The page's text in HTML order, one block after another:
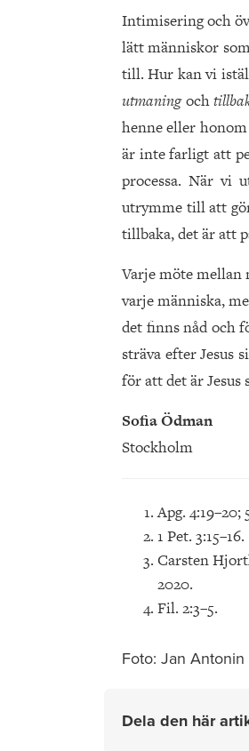
Intimisering och
lätt människor
till. Hur kan vi
utmaningoch
henne eller
är inte farligt att
processa. När vi
utrymme till att
tillbaka, det är att
Varje möte mellan
varje människa,
det finns nåd och
sträva efter Jesus
för att det är
Sofia Ödman
Stockholm
Apg. 4:19–20;
1 Pet. 3:15–16.
Carsten
2020.
Fil. 2:3–5.
Foto: Jan Antonin
Dela den här